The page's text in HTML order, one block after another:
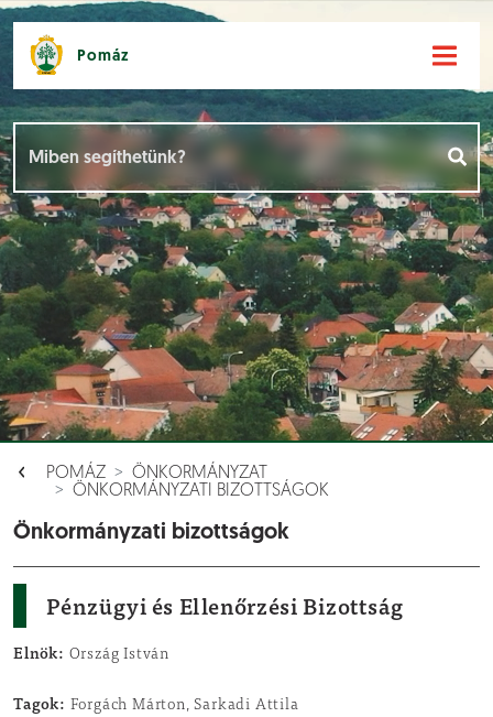
Pomáz
POMÁZ
ÖNKORMÁNYZAT
ÖNKORMÁNYZATI BIZOTTSÁGOK
Önkormányzati bizottságok
Pénzügyi és Ellenőrzési Bizottság
Elnök: Ország István
Tagok: Forgách Márton, Sarkadi Attila
Események []
Dokumentumok [ ]
Aloldalak []